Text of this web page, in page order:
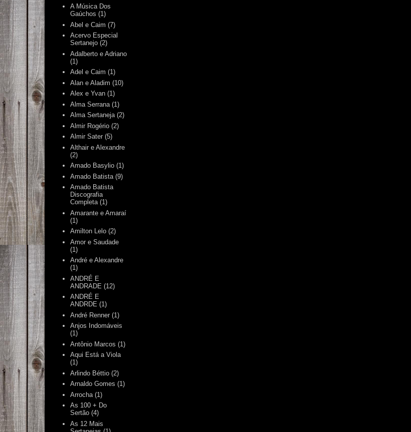
A Música Dos
Gaúchos (1)
Abel e Caim (7)
Acervo Especial
Sertanejo (2)
Adalberto e Adriano
(1)
Adel e Caim (1)
Alan e Aladim (10)
Alex e Yvan (1)
Alma Serrana (1)
Alma Sertaneja (2)
Almir Rogério (2)
Almir Sater (5)
Althair e Alexandre
(2)
Amado Basylio (1)
Amado Batista (9)
Amado Batista
Discografia
Completa (1)
Amarante e Amaraí
(1)
Amilton Lelo (2)
Amor e Saudade
(1)
André e Alexandre
(1)
ANDRÉ E
ANDRADE (12)
ANDRÉ E
ANDRDE (1)
André Renner (1)
Anjos Indomáveis
(1)
Antônio Marcos (1)
Aqui Está a Viola
(1)
Arlindo Béttio (2)
Arnaldo Gomes (1)
Arrocha (1)
As 100 + Do
Sertão (4)
As 12 Mais